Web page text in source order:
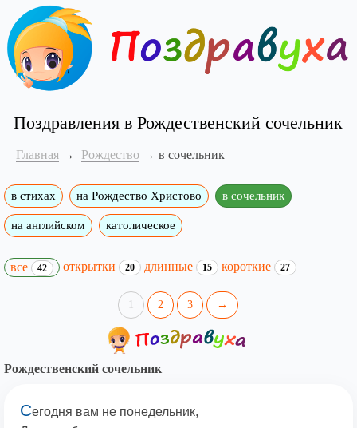
Поздравления в Рождественский сочельник
Главная Рождество в сочельник
в стихах на Рождество Христово в сочельник
на английском католическое
все 42 открытки 20 длинные 15 короткие 27
1 2 3 →
Рождественский сочельник
Сегодня вам не понедельник,